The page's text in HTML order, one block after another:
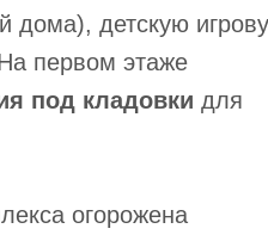
дома), детскую
первом этаже
под кладовки для
огорожена